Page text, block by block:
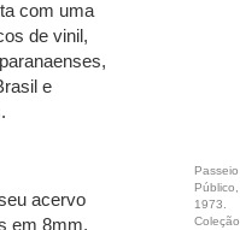
com uma
de vinil,
e
acervo
em 8mm,
Passeio
Público,
1973.
Coleção